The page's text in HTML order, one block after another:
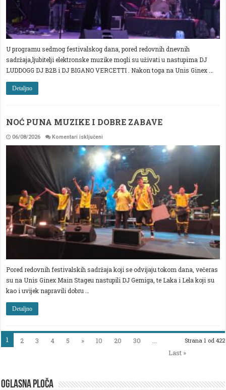
U programu sedmog festivalskog dana, pored redovnih dnevnih
sadržaja,ljubitelji elektronske muzike mogli su uživati u nastupima DJ
LUDDOGG DJ B2B i DJ BIGANO VERCETTI . Nakon toga na Unis Ginex …
Detaljno
NOĆ PUNA MUZIKE I DOBRE ZABAVE
06/08/2026 Komentari isključeni
PUNA
MUZIKE
I
DOBRE
ZABAVE
Pored redovnih festivalskih sadržaja koji se odvijaju tokom dana, večeras
su na Unis Ginex Main Stageu nastupili DJ Gemiga, te Laka i Lela koji su
kao i uvijek napravili dobru …
Detaljno
Strana 1 od 422
1 2 3 4 5 » 10 20 30
...
Last »
OGLASNA PLOČA